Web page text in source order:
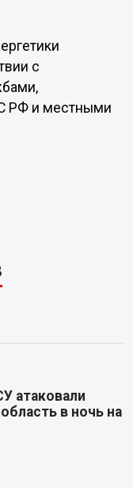
с
РФ и местными
атаковали
в ночь на